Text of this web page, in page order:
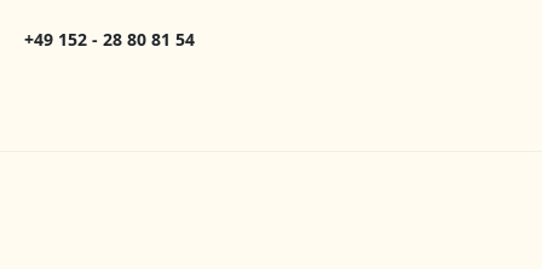
+49 152 - 28 80 81 54